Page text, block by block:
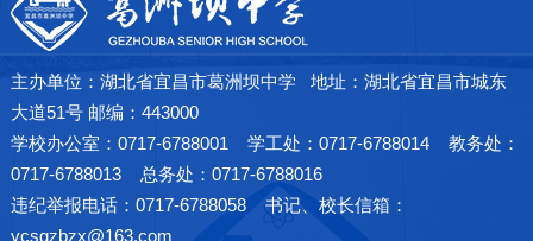
主办单位：湖北省宜昌市葛洲坝中学 地址：湖北省宜昌市城东
大道51号 邮编：443000
学校办公室：0717-6788001 学工处：0717-6788014 教务处：
0717-6788013 总务处：0717-6788016
违纪举报电话：0717-6788058 书记、校长信箱：
ycsgzbzx@163.com